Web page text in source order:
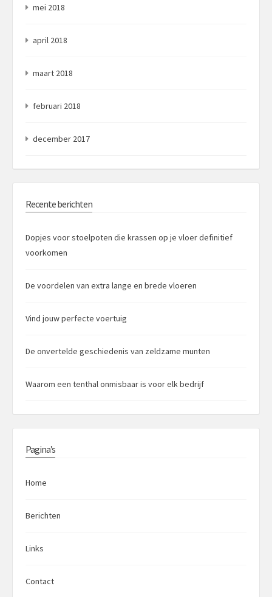
mei 2018
april 2018
maart 2018
februari 2018
december 2017
Recente berichten
Dopjes voor stoelpoten die krassen op je vloer definitief
voorkomen
De voordelen van extra lange en brede vloeren
Vind jouw perfecte voertuig
De onvertelde geschiedenis van zeldzame munten
Waarom een tenthal onmisbaar is voor elk bedrijf
Pagina’s
Home
Berichten
Links
Contact